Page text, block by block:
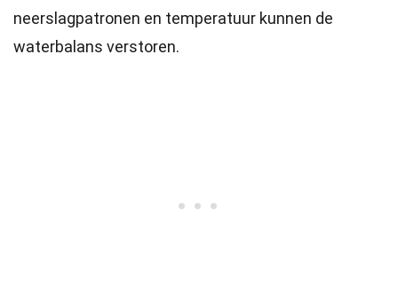
neerslagpatronen en temperatuur kunnen de
waterbalans verstoren.